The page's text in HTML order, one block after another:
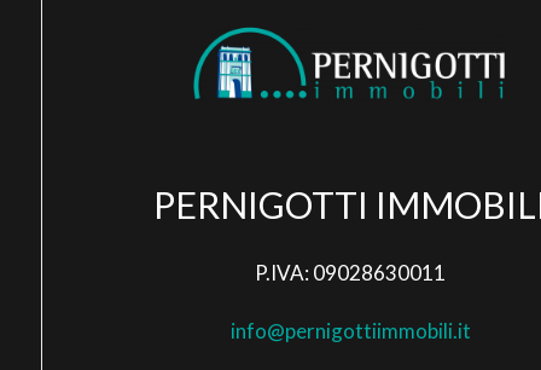
PERNIGOTTI
P.IVA: 09028630011
info@pernigottiimmobili.it